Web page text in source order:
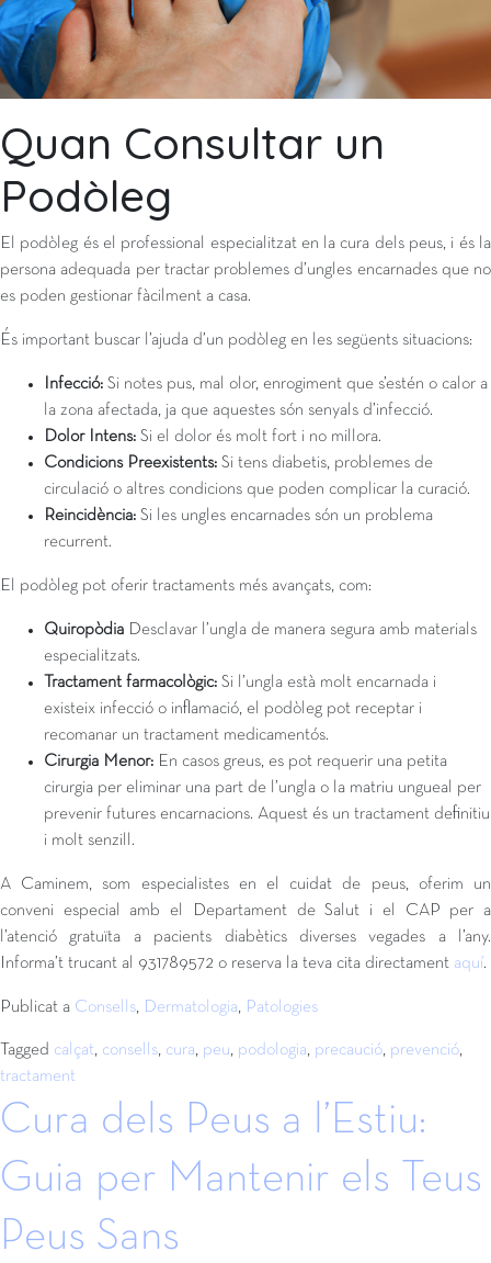
Quan Consultar un
Podòleg
El podòleg és el professional especialitzat en la cura dels peus, i és la
persona adequada per tractar problemes d’ungles encarnades que no
es poden gestionar fàcilment a casa.
És important buscar l’ajuda d’un podòleg en les següents situacions:
Infecció: Si notes pus, mal olor, enrogiment que s’estén o calor a
la zona afectada, ja que aquestes són senyals d’infecció.
Dolor Intens: Si el dolor és molt fort i no millora.
Condicions Preexistents: Si tens diabetis, problemes de
circulació o altres condicions que poden complicar la curació.
Reincidència: Si les ungles encarnades són un problema
recurrent.
El podòleg pot oferir tractaments més avançats, com:
Quiropòdia Desclavar l’ungla de manera segura amb materials
especialitzats.
Tractament farmacològic: Si l’ungla està molt encarnada i
existeix infecció o inflamació, el podòleg pot receptar i
recomanar un tractament medicamentós.
Cirurgia Menor: En casos greus, es pot requerir una petita
cirurgia per eliminar una part de l’ungla o la matriu ungueal per
prevenir futures encarnacions. Aquest és un tractament definitiu
i molt senzill.
A Caminem, som especialistes en el cuidat de peus, oferim un
conveni especial amb el Departament de Salut i el CAP per a
l’atenció gratuïta a pacients diabètics diverses vegades a l’any.
Informa’t trucant al 931789572 o reserva la teva cita directament aquí.
Publicat a Consells, Dermatologia, Patologies
Tagged calçat, consells, cura, peu, podologia, precaució, prevenció,
tractament
Cura dels Peus a l’Estiu:
Guia per Mantenir els Teus
Peus Sans